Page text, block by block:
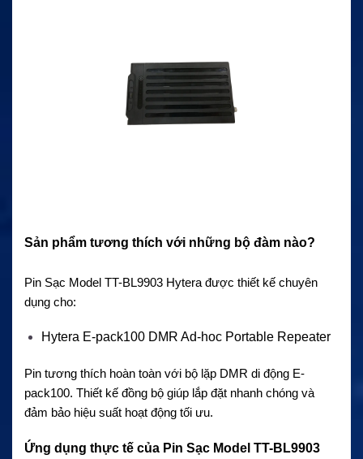
Sản phẩm tương thích với những bộ đàm nào?
Pin Sạc Model TT-BL9903 Hytera được thiết kế chuyên
dụng cho:
Hytera E-pack100 DMR Ad-hoc Portable Repeater
Pin tương thích hoàn toàn với bộ lặp DMR di động E-
pack100. Thiết kế đồng bộ giúp lắp đặt nhanh chóng và
đảm bảo hiệu suất hoạt động tối ưu.
Ứng dụng thực tế của Pin Sạc Model TT-BL9903